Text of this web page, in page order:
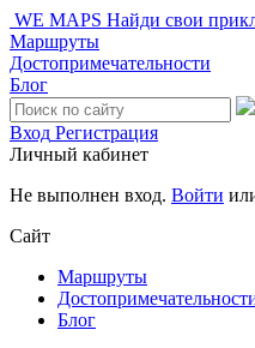
WE MAPS Найди свои
Маршруты
Достопримечательности
Блог
Вход Регистрация
Личный кабинет
Не выполнен вход. Войти
Сайт
Маршруты
Блог